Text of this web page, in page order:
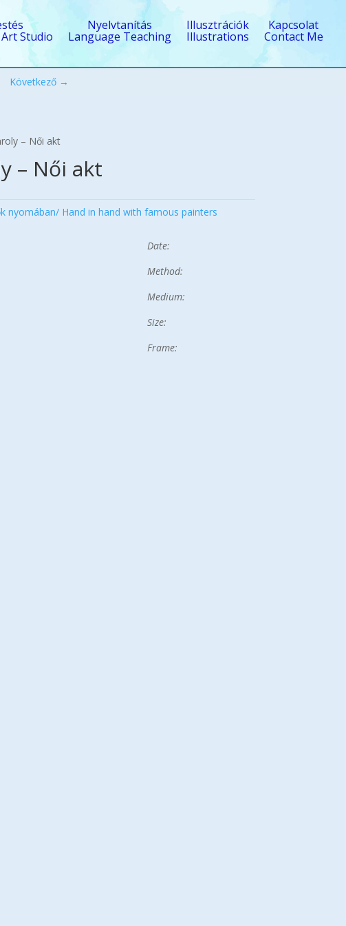
Studio
Nyelvtanítás
Language Teaching
Illusztrációk
Illustrations
Kapcsolat
Contact Me
Következő →
– Női akt
– Női akt
nyomában/ Hand in hand with famous painters
Date:
Method:
Medium:
Size:
Frame: